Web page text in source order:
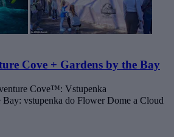
Cove + Gardens by the Bay
Cove™: Vstupenka
Bay: vstupenka do Flower Dome a Cloud